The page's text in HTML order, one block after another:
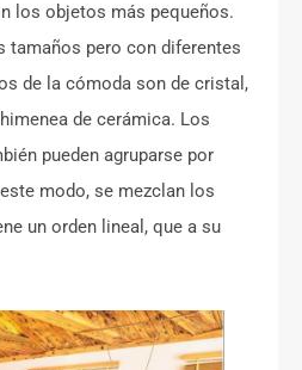
los objetos más pequeños.
tamaños pero con diferentes
de la cómoda son de cristal,
de cerámica. Los
pueden agruparse por
modo, se mezclan los
un orden lineal, que a su